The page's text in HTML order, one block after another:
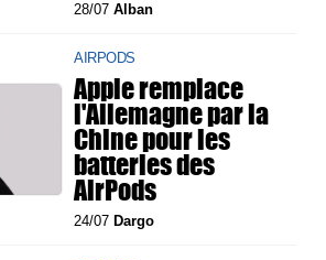
28/07Alban
AIRPODS
Apple remplace
l'Allemagne par la
Chine pour les
batteries des
AirPods
24/07 Dargo